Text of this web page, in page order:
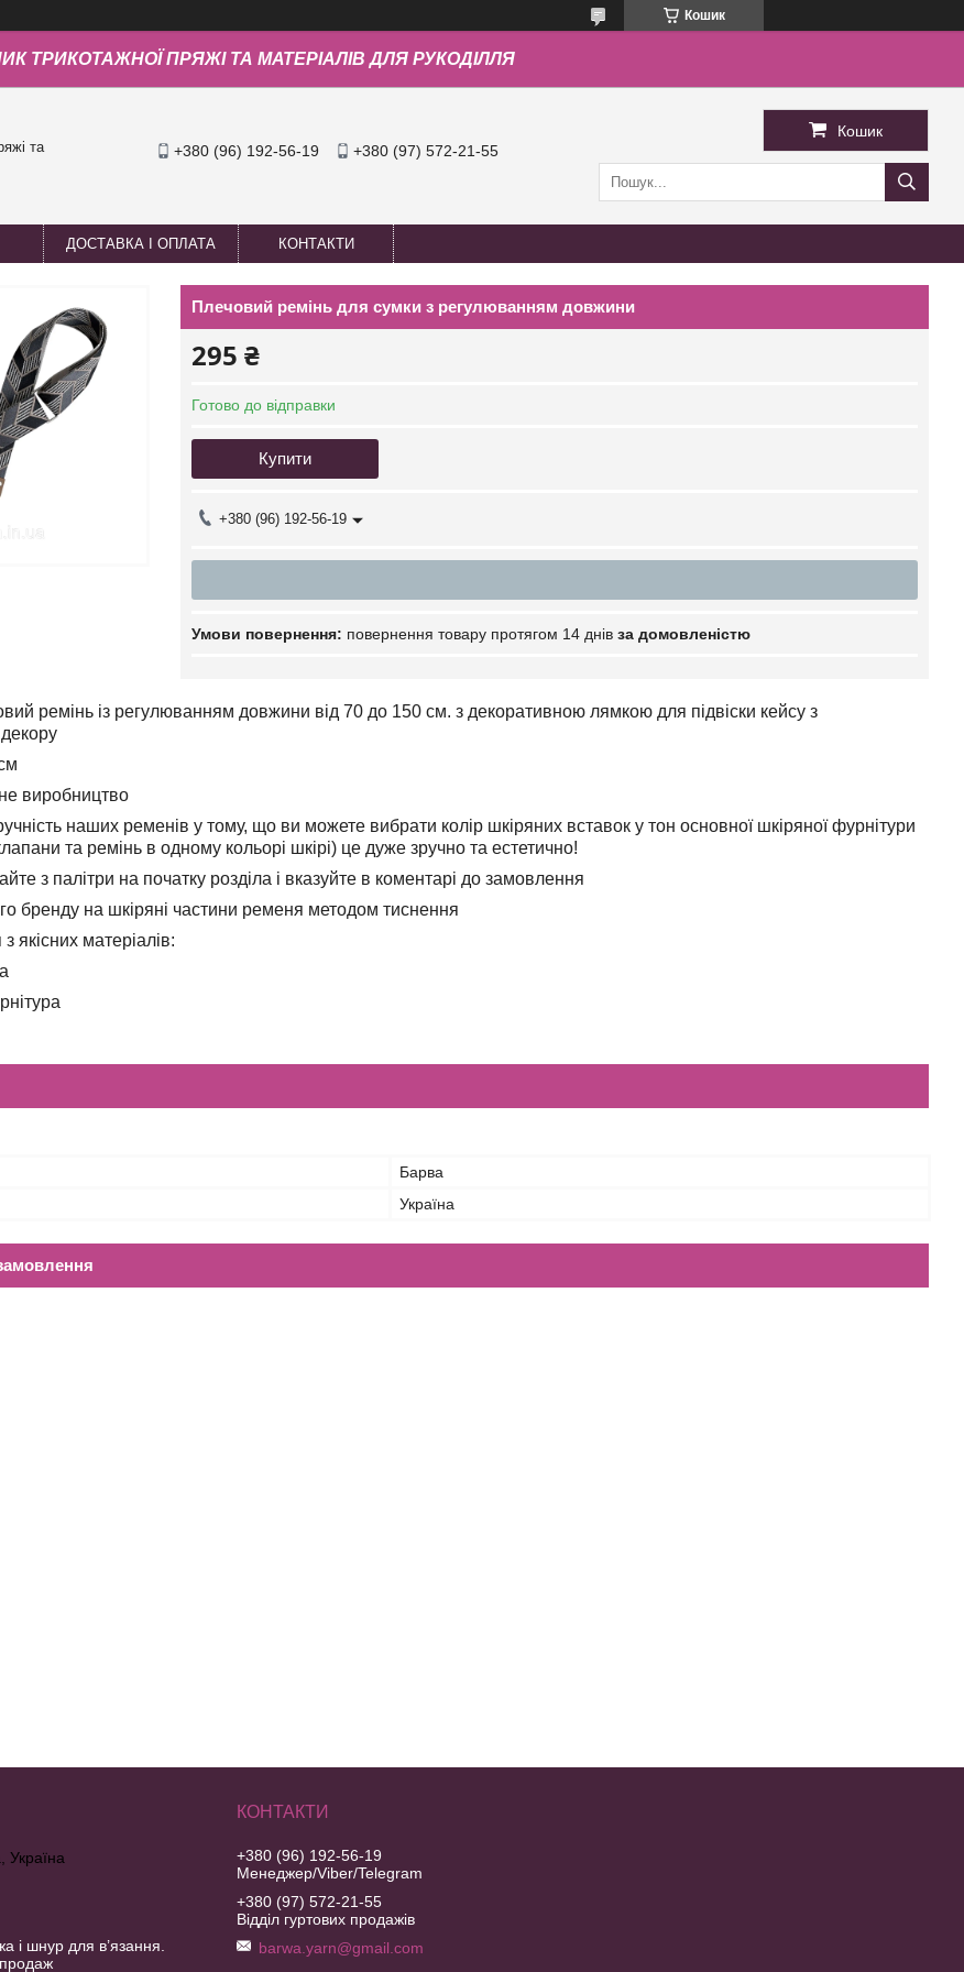
Кошик
ТРИКОТАЖНОЇ ПРЯЖІ ТА МАТЕРІАЛІВ ДЛЯ РУКОДІЛЛЯ
та
+380 (96) 192-56-19 +380 (97) 572-21-55
Кошик
ДОСТАВКА І ОПЛАТА КОНТАКТИ
Плечовий ремінь для сумки з регулюванням довжини
295 ₴
Готово до відправки
Купити
+380 (96) 192-56-19
повернення товару протягом 14 днів за домовленістю
ремінь із регулюванням довжини від 70 до 150 см. з декоративною лямкою для підвіски кейсу з
виробництво
наших ременів у тому, що ви можете вибрати колір шкіряних вставок у тон основної шкіряної фурнітури
та ремінь в одному кольорі шкірі) це дуже зручно та естетично!
з палітри на початку розділа і вказуйте в коментарі до замовлення
бренду на шкіряні частини ременя методом тиснення
якісних матеріалів:
Барва
Україна
і шнур для в’язання.
+380 (96) 192-56-19
Менеджер/Viber/Telegram
+380 (97) 572-21-55
Відділ гуртових продажів
barwa.yarn@gmail.com